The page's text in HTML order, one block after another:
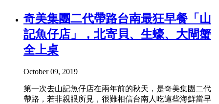
奇美集團二代帶路台南最狂早餐「山
記魚仔店」，北寄貝、生蠔、大閘蟹
全上桌
October 09, 2019
第一次去山記魚仔店在兩年前的秋天，是奇美集團二代
帶路，若非親眼所見，很難相信台南人吃這些海鮮當早